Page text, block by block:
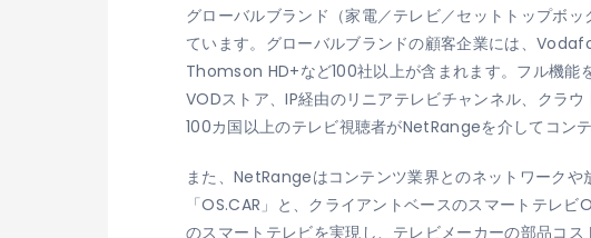
グローバルブランド（家電／テレビ／セットトップボ
ています。グローバルブランドの顧客企業には、
Thomson HD+など100社以上が含まれます。フル機能
VODストア、IP経由のリニアテレビチャンネル、クラ
100カ国以上のテレビ視聴者がNetRangeを介してコン
また、NetRangeはコンテンツ業界とのネットワーク
「OS.CAR」と、クライアントベースのスマートテレ
のスマートテレビを実現し、テレビメーカーの部品コス